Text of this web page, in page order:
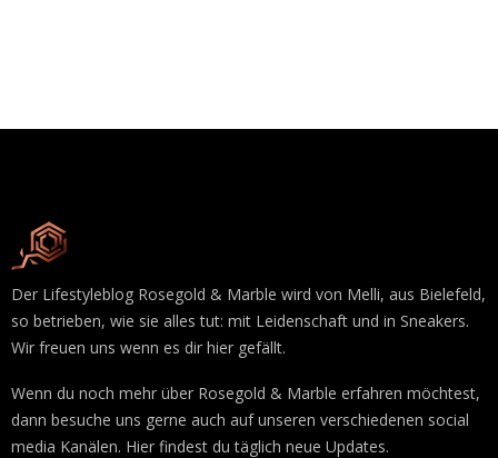
Der Lifestyleblog Rosegold & Marble wird von Melli, aus Bielefeld,
so betrieben, wie sie alles tut: mit Leidenschaft und in Sneakers.
Wir freuen uns wenn es dir hier gefällt.
Wenn du noch mehr über Rosegold & Marble erfahren möchtest,
dann besuche uns gerne auch auf unseren verschiedenen social
media Kanälen. Hier findest du täglich neue Updates.